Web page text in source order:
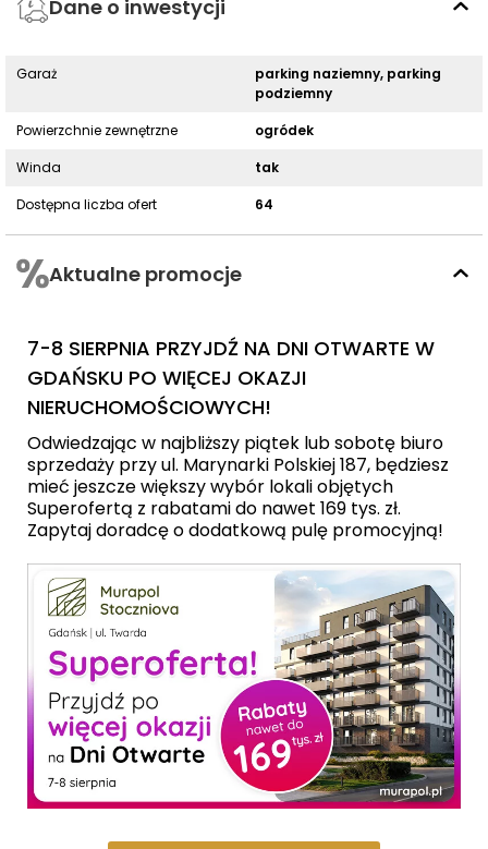
Dane o inwestycji
Garaż
parking naziemny, parking
podziemny
Powierzchnie zewnętrzne
ogródek
Winda
tak
Dostępna liczba ofert
64
Aktualne promocje
7-8 SIERPNIA PRZYJDŹ NA DNI OTWARTE W
GDAŃSKU PO WIĘCEJ OKAZJI
NIERUCHOMOŚCIOWYCH!
Odwiedzając w najbliższy piątek lub sobotę biuro
sprzedaży przy ul. Marynarki Polskiej 187, będziesz
mieć jeszcze większy wybór lokali objętych
Superofertą z rabatami do nawet 169 tys. zł.
Zapytaj doradcę o dodatkową pulę promocyjną!